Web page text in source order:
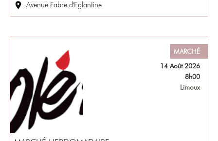
Avenue Fabre d'Eglantine
MARCHÉ
14 Août 2026
8h00
Limoux